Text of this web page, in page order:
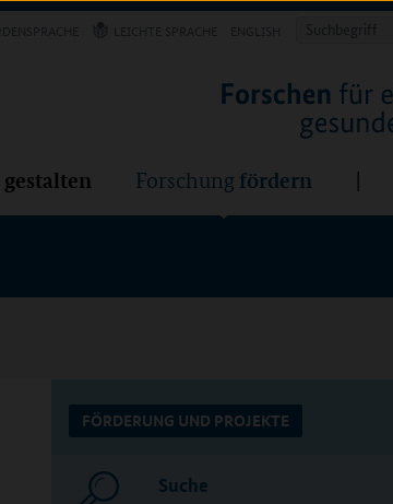
Suchbegriff
gestalten Forschung fördern
FÖRDERUNG UND PROJEKTE
Suche
Forschung Forschung fördern